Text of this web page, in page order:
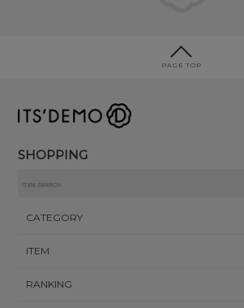
PAGE TOP
SHOPPING
CATEGORY
ITEM
RANKING